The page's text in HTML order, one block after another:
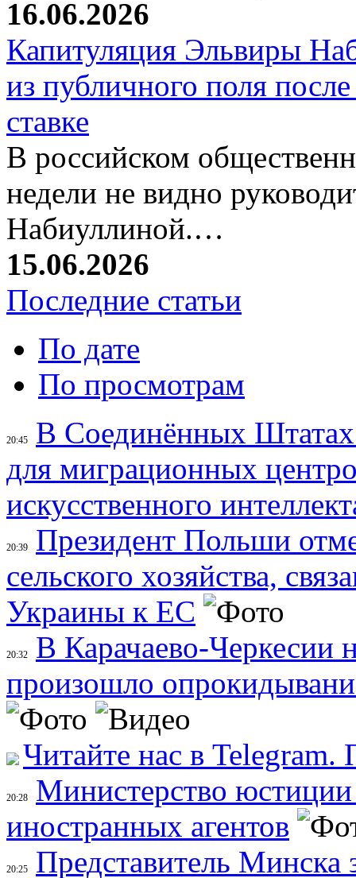
16.06.2026
Капитуляция Эльвиры
из публичного поля
ставке
В российском
недели не видно
Набиуллиной.…
15.06.2026
Последние статьи
По дате
По просмотрам
20:45
В Соединённых
для миграционных
искусственного
20:39
Президент Польши
сельского хозяйства,
Украины к ЕС
20:32
В Карачаево-Черкесии
произошло
Читайте нас в
20:28
Министерство
иностранных агентов
20:25
Представитель Минска